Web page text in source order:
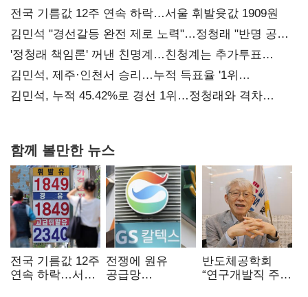
전국 기름값 12주 연속 하락…서울 휘발윳값 1909원
김민석 "경선갈등 완전 제로 노력"…정청래 "반명 공세
사과부터"
'정청래 책임론' 꺼낸 친명계…친청계는 추가투표
때리기
김민석, 제주·인천서 승리…누적 득표율 '1위
탈환'(종합)
김민석, 누적 45.42%로 경선 1위…정청래와 격차
함께 볼만한 뉴스
전국 기름값 12주
연속 하락…서울
전쟁에 원유
공급망
반도체공학회
“연구개발직 주